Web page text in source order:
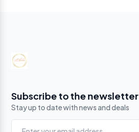
Subscribe to the newsletter
Stay up to date with news and deals